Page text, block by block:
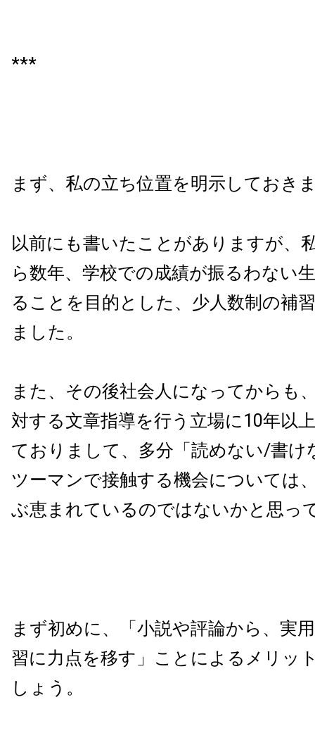
***
まず、私の立ち位置を明示しておき
以前にも書いたことがありますが、
ら数年、学校での成績が振るわない
ることを目的とした、少人数制の補
ました。
また、その後社会人になってからも
対する文章指導を行う立場に10年以
ておりまして、多分「読めない/書け
ツーマンで接触する機会については
ぶ恵まれているのではないかと思っ
まず初めに、「小説や評論から、実
習に力点を移す」ことによるメリッ
しょう。